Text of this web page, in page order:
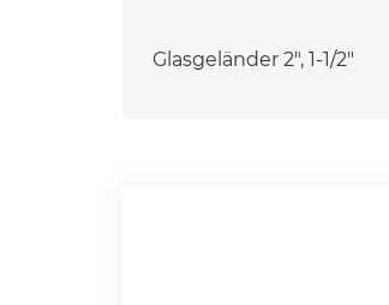
Glasgeländer 2", 1-1/2"